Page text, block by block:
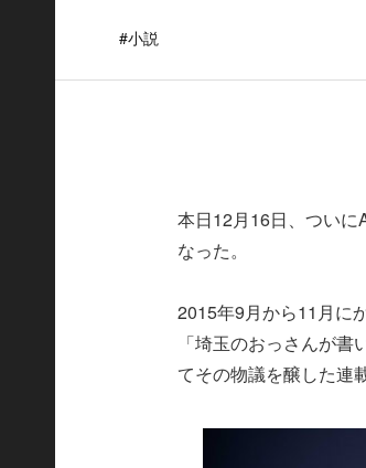
#小説
本日12月16日、つい
なった。
2015年9月から11月に
「埼玉のおっさんが
てその物議を醸した連